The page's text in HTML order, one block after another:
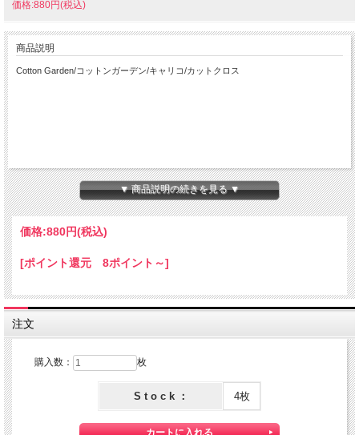
価格:880円(税込)
商品説明
Cotton Garden/コットンガーデン/キャリコ/カットクロス
▼ 商品説明の続きを見る ▼
価格:880円(税込)
[ポイント還元 8ポイント～]
注文
購入数： 枚
S t o c k ： 4枚